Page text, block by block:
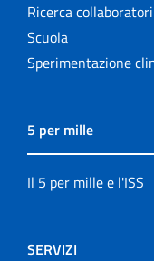
Ricerca collaboratori
Scuola
Sperimentazione
5 per mille
Il 5 per mille e l'ISS
SERVIZI